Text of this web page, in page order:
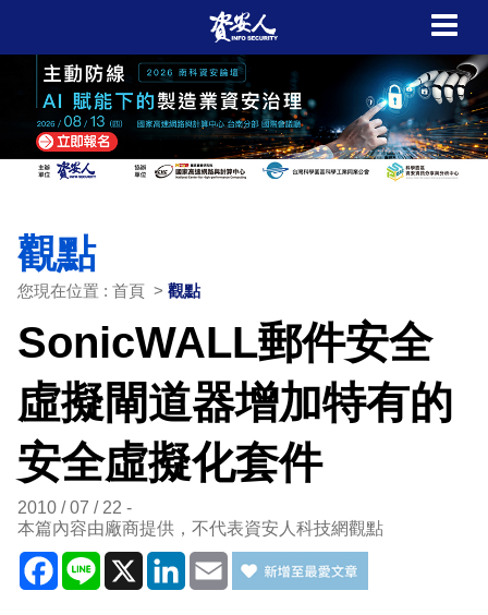
觀點
您現在位置 : 首頁 > 觀點
SonicWALL郵件安全
虛擬閘道器增加特有的
安全虛擬化套件
2010 / 07 / 22
本篇內容由廠商提供，不代表資安人科技網觀點
Facebook
Line X LinkedIn
Email